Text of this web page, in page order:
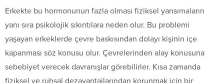
Erkekte bu hormonunun fazla olması fiziksel yansımaların
yanı sıra psikolojik sıkıntılara neden olur. Bu problemi
yaşayan erkeklerde çevre baskısından dolayı kişinin içe
kapanması söz konusu olur. Çevrelerinden alay konusuna
sebebiyet verecek davranışlar görebilirler. Kısa zamanda